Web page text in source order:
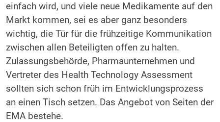
einfach wird, und viele neue Medikamente auf den
Markt kommen, sei es aber ganz besonders
wichtig, die Tür für die frühzeitige Kommunikation
zwischen allen Beteiligten offen zu halten.
Zulassungsbehörde, Pharmaunternehmen und
Vertreter des Health Technology Assessment
sollten sich schon früh im Entwicklungsprozess
an einen Tisch setzen. Das Angebot von Seiten der
EMA bestehe.